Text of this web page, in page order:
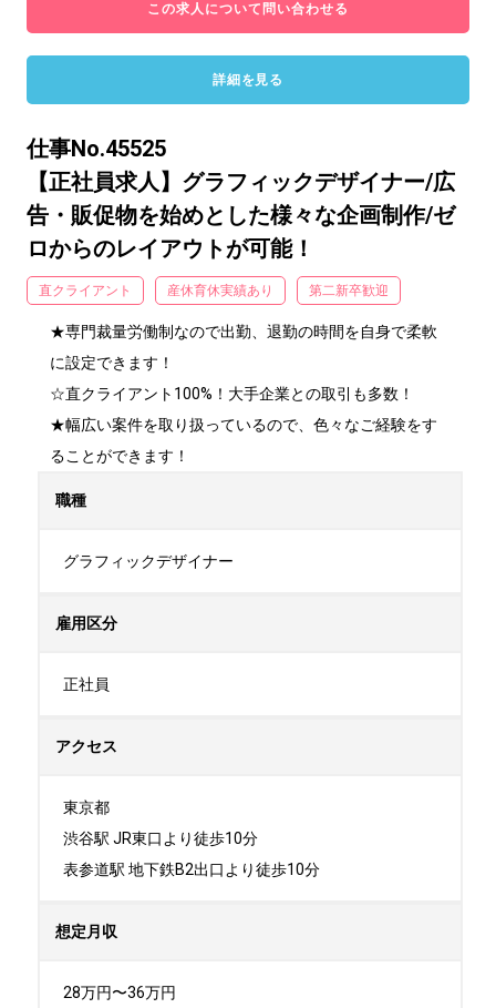
この求人について問い合わせる
詳細を見る
仕事No.45525
【正社員求人】グラフィックデザイナー/広
告・販促物を始めとした様々な企画制作/ゼ
ロからのレイアウトが可能！
直クライアント 産休育休実績あり 第二新卒歓迎
★専門裁量労働制なので出勤、退勤の時間を自身で柔軟
に設定できます！
☆直クライアント100%！大手企業との取引も多数！
★幅広い案件を取り扱っているので、色々なご経験をす
ることができます！
職種
グラフィックデザイナー
雇用区分
正社員
アクセス
東京都
渋谷駅 JR東口より徒歩10分
表参道駅 地下鉄B2出口より徒歩10分
想定月収
28万円〜36万円